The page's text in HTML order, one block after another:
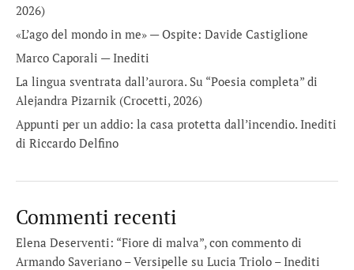
2026)
«L’ago del mondo in me» — Ospite: Davide Castiglione
Marco Caporali — Inediti
La lingua sventrata dall’aurora. Su “Poesia completa” di
Alejandra Pizarnik (Crocetti, 2026)
Appunti per un addio: la casa protetta dall’incendio. Inediti
di Riccardo Delfino
Commenti recenti
Elena Deserventi: “Fiore di malva”, con commento di
Armando Saveriano – Versipelle su Lucia Triolo – Inediti